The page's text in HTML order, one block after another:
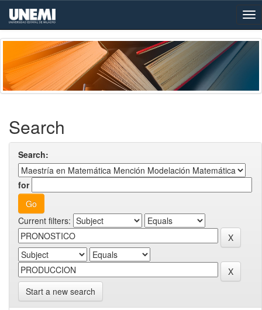
Skip
navigation
Search
Search:
for
Current filters:
Start a new search